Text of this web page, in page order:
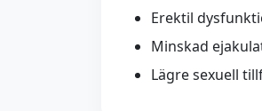
Erektil
Minskad
Lägre sexuell